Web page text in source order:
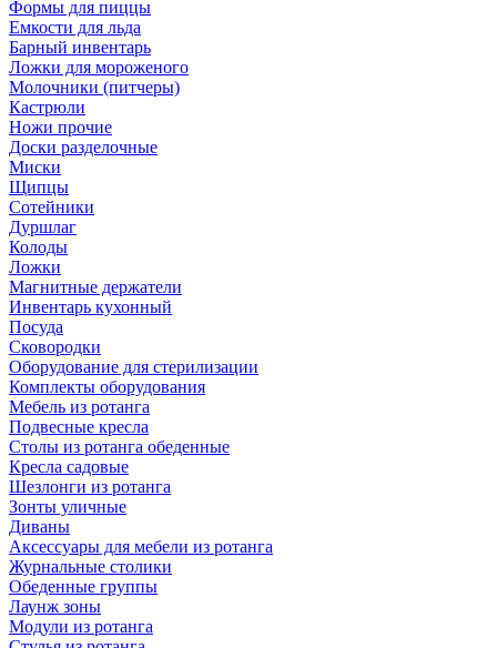
Формы для пиццы
Емкости для льда
Барный инвентарь
Ложки для мороженого
Молочники (питчеры)
Кастрюли
Ножи прочие
Доски разделочные
Миски
Щипцы
Сотейники
Дуршлаг
Колоды
Ложки
Магнитные держатели
Инвентарь кухонный
Посуда
Сковородки
Оборудование для стерилизации
Комплекты оборудования
Мебель из ротанга
Подвесные кресла
Столы из ротанга обеденные
Кресла садовые
Шезлонги из ротанга
Зонты уличные
Диваны
Аксессуары для мебели из ротанга
Журнальные столики
Обеденные группы
Лаунж зоны
Модули из ротанга